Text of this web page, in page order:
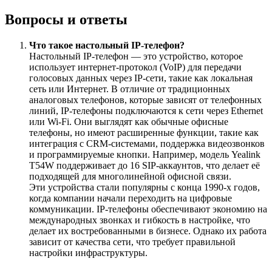
Вопросы и ответы
Что такое настольный IP-телефон?
Настольный IP-телефон — это устройство, которое
использует интернет-протокол (VoIP) для передачи
голосовых данных через IP-сети, такие как локальная
сеть или Интернет. В отличие от традиционных
аналоговых телефонов, которые зависят от телефонных
линий, IP-телефоны подключаются к сети через Ethernet
или Wi-Fi. Они выглядят как обычные офисные
телефоны, но имеют расширенные функции, такие как
интеграция с CRM-системами, поддержка видеозвонков
и программируемые кнопки. Например, модель Yealink
T54W поддерживает до 16 SIP-аккаунтов, что делает её
подходящей для многолинейной офисной связи.
Эти устройства стали популярны с конца 1990-х годов,
когда компании начали переходить на цифровые
коммуникации. IP-телефоны обеспечивают экономию на
международных звонках и гибкость в настройке, что
делает их востребованными в бизнесе. Однако их работа
зависит от качества сети, что требует правильной
настройки инфраструктуры.